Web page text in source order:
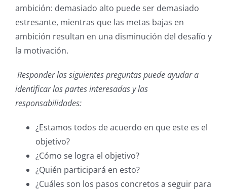
ambición: demasiado alto puede ser demasiado
estresante, mientras que las metas bajas en
ambición resultan en una disminución del desafío y
la motivación.
Responder las siguientes preguntas puede ayudar a
identificar las partes interesadas y las
responsabilidades:
¿Estamos todos de acuerdo en que este es el
objetivo?
¿Cómo se logra el objetivo?
¿Quién participará en esto?
¿Cuáles son los pasos concretos a seguir para